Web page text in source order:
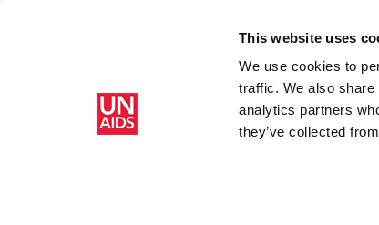
This website uses
We use cookies to
traffic. We also
analytics partners
they’ve collected
Ресурсы Press release and statement archive
стране к 2030 году